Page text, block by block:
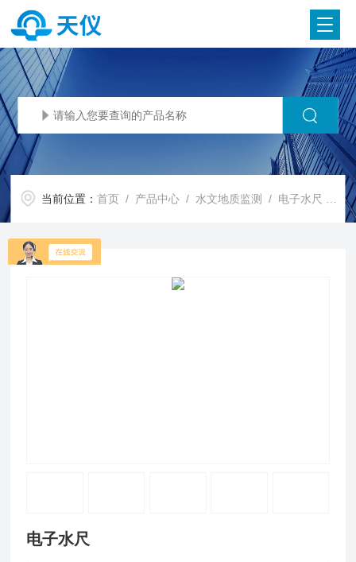
当前位置：首页 / 产品中心 / 水文地质监测 / 电子水尺
电子水尺